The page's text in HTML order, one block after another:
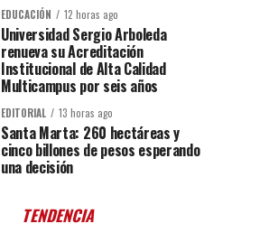
EDUCACIÓN 12 horas ago
Universidad Sergio Arboleda
renueva su Acreditación
Institucional de Alta Calidad
Multicampus por seis años
EDITORIAL 13 horas ago
Santa Marta: 260 hectáreas y
cinco billones de pesos esperando
una decisión
TENDENCIA